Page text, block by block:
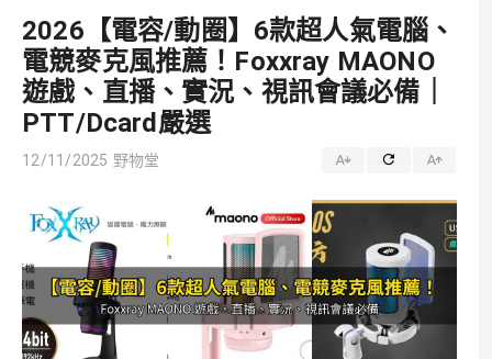
2026【電容/動圈】6款超人氣電腦、
電競麥克風推薦！Foxxray MAONO
遊戲、直播、實況、視訊會議必備｜
PTT/Dcard嚴選
12/11/2025 野物堂